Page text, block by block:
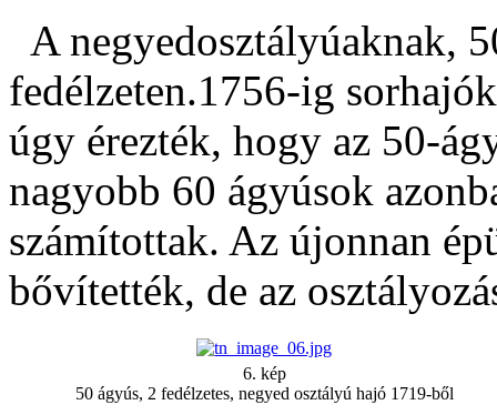
A negyedosztályúaknak,
fedélzeten.1756-ig
úgy érezték, hogy az 50-
nagyobb 60 ágyúsok
számítottak. Az újonnan
bővítették, de az
6. kép
50 ágyús, 2 fedélzetes, negyed osztályú hajó 1719-ből